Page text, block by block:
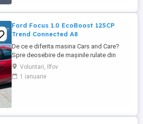
sistemul de răcire. - Diagnostic ...
Ford Focus 1.0 EcoBoost 125CP
Trend Connected A8
De ce e diferita masina Cars and Care?
Spre deosebire de mașinile rulate din
piața obișnuită, aceasta vine direct din
flota proprie a Business Lease — parte a
grupului internațional Autobinck, cu peste
Voluntari, Ilfov
1 ianuarie